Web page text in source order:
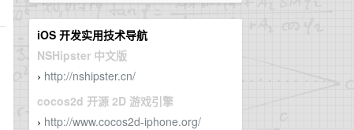
iOS 开发实用技术导航
NSHipster 中文版
› http://nshipster.cn/
cocos2d 开源 2D 游戏引擎
› http://www.cocos2d-iphone.org/